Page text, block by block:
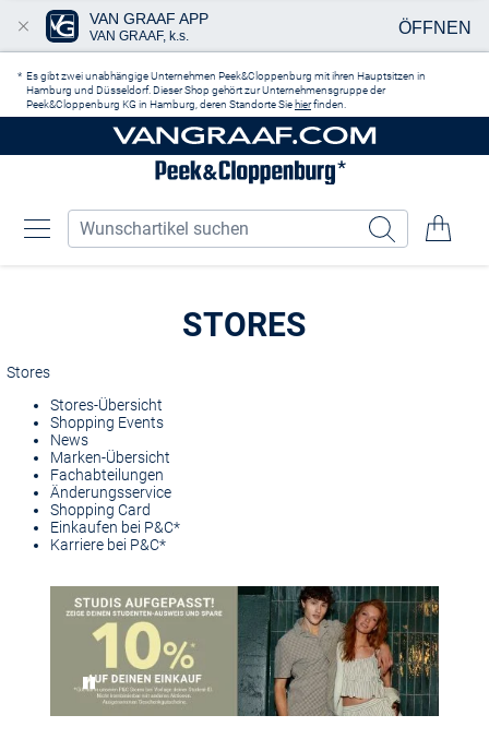
Es gibt zwei unabhängige Unternehmen Peek&Cloppenburg mit ihren Hauptsitzen in
Hamburg und Düsseldorf. Dieser Shop gehört zur Unternehmensgruppe der
Peek&Cloppenburg KG in Hamburg, deren Standorte Sie hierfinden.
STORES
Stores
Stores-Übersicht
Shopping Events
News
Marken-Übersicht
Fachabteilungen
Änderungsservice
Shopping Card
Einkaufen bei P&C*
Karriere bei P&C*
Pause
VAN GRAAF APP
VAN GRAAF, k.s. ÖFFNEN